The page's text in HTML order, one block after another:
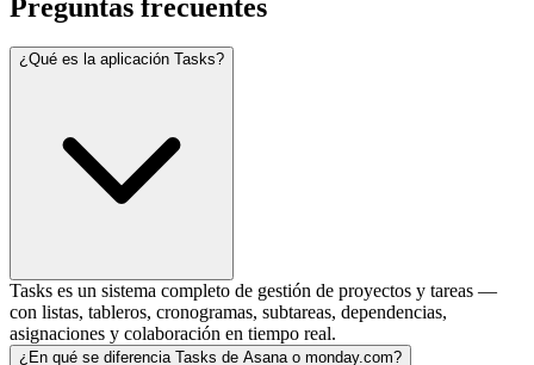
Preguntas frecuentes
¿Qué es la aplicación Tasks?
Tasks es un sistema completo de gestión de proyectos y tareas —
con listas, tableros, cronogramas, subtareas, dependencias,
asignaciones y colaboración en tiempo real.
¿En qué se diferencia Tasks de Asana o monday.com?